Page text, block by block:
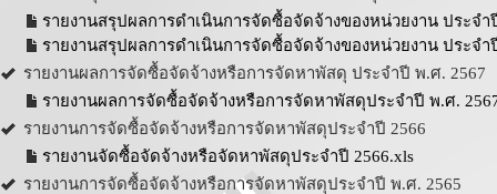
รายงานสรุปผลการดำเนินการจัดซื้อจัดจ้างของหน่วยงาน ประจำ
รายงานสรุปผลการดำเนินการจัดซื้อจัดจ้างของหน่วยงาน ประจำ
รายงานผลการจัดซื้อจัดจ้างหรือการจัดหาพัสดุ ประจำปี พ.ศ. 2567
รายงานผลการจัดซื้อจัดจ้างหรือการจัดหาพัสดุประจำปี พ.ศ.
รายงานการจัดซื้อจัดจ้างหรือการจัดหาพัสดุประจำปี 2566
รายงานจัดซื้อจัดจ้างหรือจัดหาพัสดุประจำปี 2566.xls
รายงานการจัดซื้อจัดจ้างหรือการจัดหาพัสดุประจำปี พ.ศ. 2565